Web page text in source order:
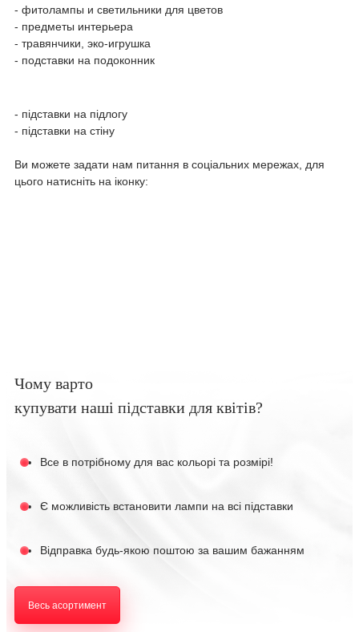
- фитолампы и светильники для цветов
- предметы интерьера
- травянчики, эко-игрушка
- подставки на подоконник
- підставки на підлогу
- підставки на стіну
Ви можете задати нам питання в соціальних мережах, для
цього натисніть на іконку:
Чому варто
купувати наші підставки для квітів?
Все в потрібному для вас кольорі та розмірі!
Є можливість встановити лампи на всі підставки
Відправка будь-якою поштою за вашим бажанням
Весь асортимент